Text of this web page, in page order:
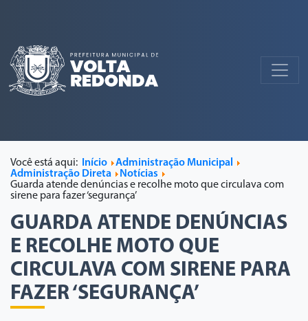
Você está aqui: Início
Administração Municipal
Administração Direta
Notícias
Guarda atende denúncias e recolhe moto que circulava com
sirene para fazer ‘segurança’
GUARDA ATENDE DENÚNCIAS
E RECOLHE MOTO QUE
CIRCULAVA COM SIRENE PARA
FAZER ‘SEGURANÇA’